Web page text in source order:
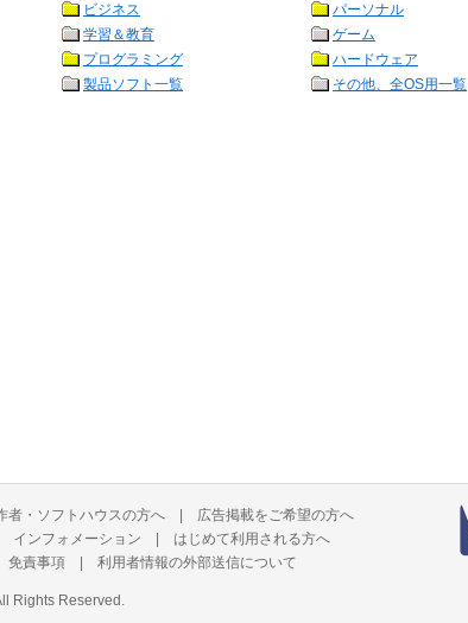
ビジネス
パーソナル
学習＆教育
ゲーム
プログラミング
ハードウェア
製品ソフト一覧 その他、全OS用一覧
者・ソフトハウスの方へ | 広告掲載をご希望の方へ
インフォメーション | はじめて利用される方へ
免責事項 | 利用者情報の外部送信について
Rights Reserved.